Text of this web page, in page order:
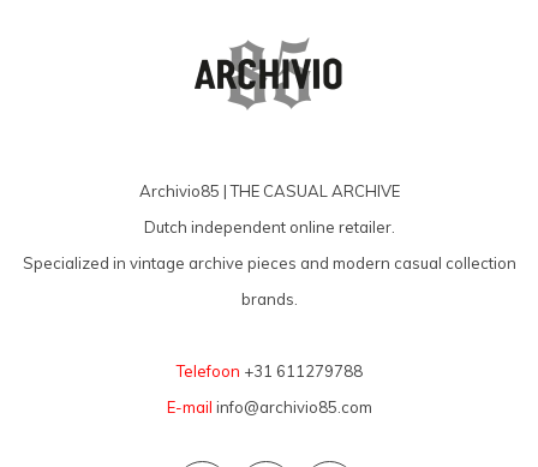
Archivio85 | THE CASUAL ARCHIVE
Dutch independent online retailer.
Specialized in vintage archive pieces and modern casual collection
brands.
Telefoon +31 611279788
E-mail info@archivio85.com